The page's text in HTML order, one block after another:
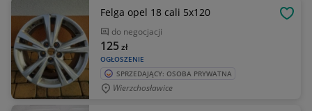
Felga opel 18 cali 5x120
do negocjacji
OGŁOSZENIE
125zł
SPRZEDAJĄCY: OSOBA PRYWATNA
Wierzchosławice